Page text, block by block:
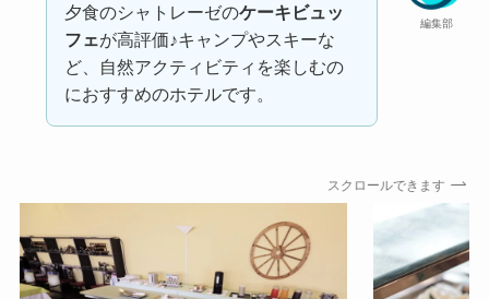
編集部
夕食のシャトレーゼのケーキビュッ
フェが高評価♪キャンプやスキーな
ど、自然アクティビティを楽しむの
におすすめのホテルです。
スクロールできます